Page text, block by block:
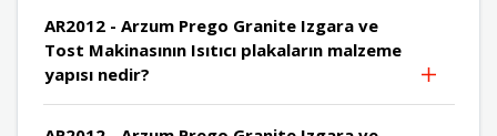
AR2012 - Arzum Prego Granite Izgara ve
Tost Makinasının Isıtıcı plakaların malzeme
yapısı nedir?